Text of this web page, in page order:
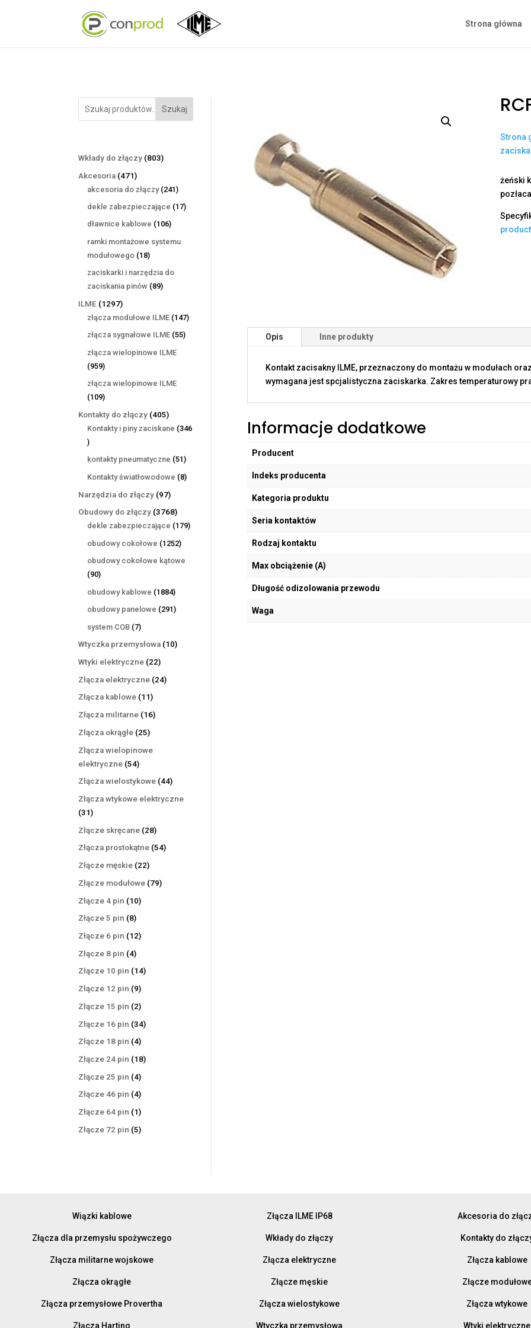
Strona główna
Szukaj
Wkłady do złączy 803803
Akcesoria 471471
produktów
akcesoria do złączy 241241
produktów
dekle zabezpieczające 1717
dławnice kablowe 106106
ramki montażowe systemu
modułowego 1818
produktów
zaciskarki i narzędzia do
zaciskania pinów 8989
ILME 12971297
produktów
złącza modułowe ILME 147147
złącza sygnałowe ILME 5555
złącza wielopinowe ILME
959959
produktów
złącza wielopinowe ILME
109109
produktów
Kontakty do złączy 405405
produktów
Kontakty i piny zaciskane 346
346
produktów
kontakty pneumatyczne 5151
produktów
Kontakty światłowodowe 88
Narzędzia do złączy 9797
produktów
Obudowy do złączy 37683768
produktów
dekle zabezpieczające 179179
obudowy cokołowe 12521252
obudowy cokołowe kątowe
9090
produktów
obudowy kablowe 18841884
produkty
obudowy panelowe 291291
system COB 77
produktów
Wtyczka przemysłowa 1010
Wtyki elektryczne 2222
produkty
Złącza elektryczne 2424
Złącza kablowe 1111
produktów
Złącza militarne 1616
Złącza okrągłe 2525
Złącza wielopinowe
elektryczne 5454
produkty
Złącza wielostykowe 4444
Złącza wtykowe elektryczne
3131
produktów
Złącze skręcane 2828
produktów
Złącza prostokątne 5454
Złącze męskie 2222
produkty
Złącze modułowe 7979
Złącze 4 pin 1010
Złącze 5 pin 88
produktów
Złącze 6 pin 1212
Złącze 8 pin 44
produkty
Złącze 10 pin 1414
Złącze 12 pin 99
produktów
Złącze 15 pin 22
produkty
Złącze 16 pin 3434
Złącze 18 pin 44
produkty
Złącze 24 pin 1818
Złącze 25 pin 44
produkty
Złącze 46 pin 44
produkty
Złącze 64 pin 11
produkt
Złącze 72 pin 55
Strona
żeński
Opis Inne produkty
Kontakt zacisakny ILME, przeznaczony do montażu w modułach
wymagana jest spcjalistyczna zaciskarka. Zakres temperaturowy
Informacje dodatkowe
Producent
Indeks producenta
Kategoria produktu
Seria kontaktów
Rodzaj kontaktu
Max obciążenie (A)
Długość odizolowania przewodu
Waga
Wiązki kablowe
Złącza dla przemysłu spożywczego
Złącza militarne wojskowe
Złącza okrągłe
Złącza przemysłowe Provertha
Złącza Harting
Złącza ILME IP68
Wkłady do złączy
Złącza elektryczne
Złącze męskie
Złącza wielostykowe
Wtyczka przemysłowa
Akcesoria do
Kontakty do
Złącza kablowe
Złącze
Złącza wtykowe
Wtyki elektryczne